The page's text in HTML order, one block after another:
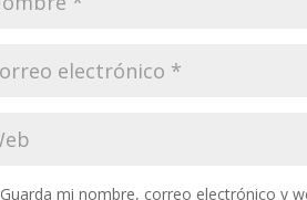
Guarda mi nombre, correo electrónico y